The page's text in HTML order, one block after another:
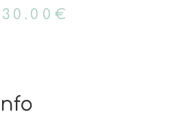
30.00€